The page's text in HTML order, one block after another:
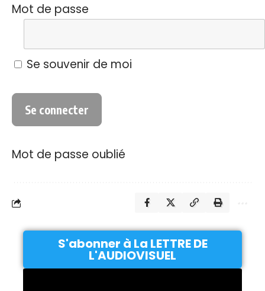
Mot de passe
Se souvenir de moi
Mot de passe oublié
S'abonner à La LETTRE DE
L'AUDIOVISUEL